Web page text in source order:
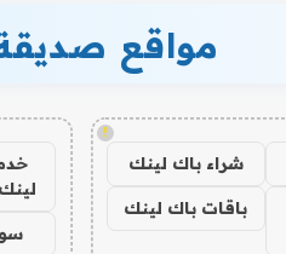
مواقع
!
شراء باك لينك
باقات باك لينك